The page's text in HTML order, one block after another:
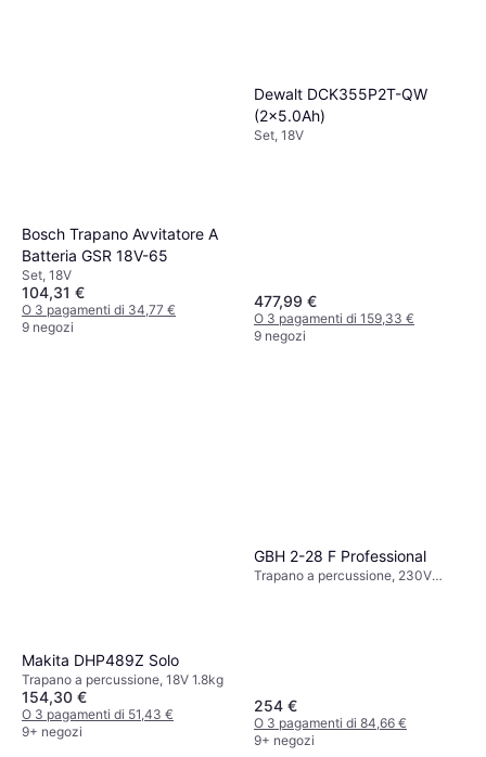
Bosch Trapano Avvitatore A
Batteria GSR 18V-65
Set, 18V
104,31 €
O 3 pagamenti di 34,77 €
9 negozi
Dewalt DCK355P2T-QW
(2x5.0Ah)
Set, 18V
477,99 €
O 3 pagamenti di 159,33 €
9 negozi
Makita DHP489Z Solo
Trapano a percussione, 18V 1.8kg
154,30 €
O 3 pagamenti di 51,43 €
9+ negozi
GBH 2-28 F Professional
Trapano a percussione, 230V
254 €
O 3 pagamenti di 84,66 €
9+ negozi